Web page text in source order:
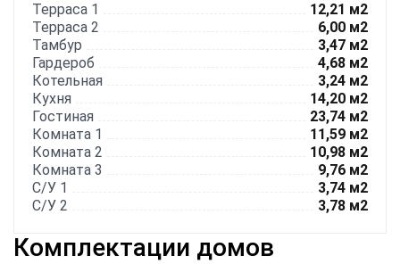
Терраса 1
12,21 м2
Терраса 2
6,00 м2
Тамбур
3,47 м2
Гардероб
4,68 м2
Котельная
3,24 м2
Кухня
14,20 м2
Гостиная
23,74 м2
Комната 1
11,59 м2
Комната 2
10,98 м2
Комната 3
9,76 м2
С/У 1
3,74 м2
С/У 2
3,78 м2
Комплектации домов